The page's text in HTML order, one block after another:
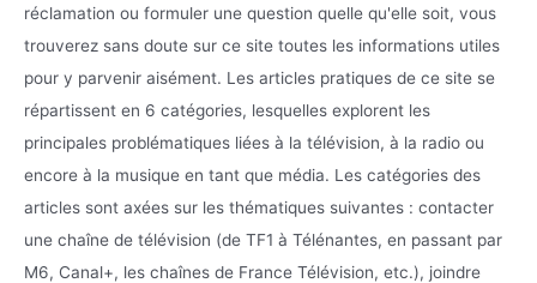
réclamation ou formuler une question quelle qu'elle soit, vous
trouverez sans doute sur ce site toutes les informations utiles
pour y parvenir aisément. Les articles pratiques de ce site se
répartissent en 6 catégories, lesquelles explorent les
principales problématiques liées à la télévision, à la radio ou
encore à la musique en tant que média. Les catégories des
articles sont axées sur les thématiques suivantes : contacter
une chaîne de télévision (de TF1 à Télénantes, en passant par
M6, Canal+, les chaînes de France Télévision, etc.), joindre